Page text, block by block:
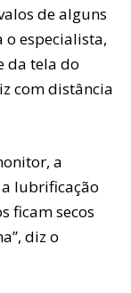
de alguns
o especialista,
da tela do
com distância
a
lubrificação
ficam secos
diz o